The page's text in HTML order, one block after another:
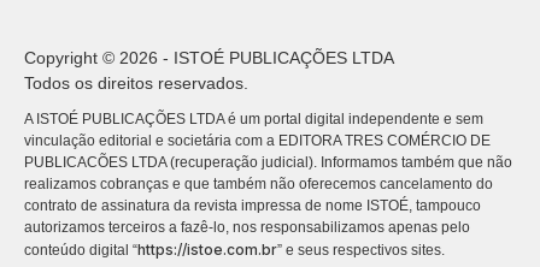
Copyright © 2026 - ISTOÉ PUBLICAÇÕES LTDA
Todos os direitos reservados.
A ISTOÉ PUBLICAÇÕES LTDA é um portal digital independente e sem
vinculação editorial e societária com a EDITORA TRES COMÉRCIO DE
PUBLICACÕES LTDA (recuperação judicial). Informamos também que não
realizamos cobranças e que também não oferecemos cancelamento do
contrato de assinatura da revista impressa de nome ISTOÉ, tampouco
autorizamos terceiros a fazê-lo, nos responsabilizamos apenas pelo
conteúdo digital “https://istoe.com.br” e seus respectivos sites.